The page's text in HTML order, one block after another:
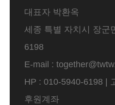
대표자 박환옥
세종 특별 자치시 장군
6198
E-mail :
HP : 010-5940-6198 |
후원계좌